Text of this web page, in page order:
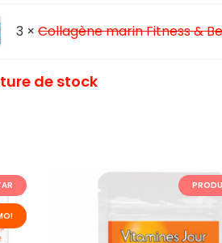
3 ×Collagène marin Fitness &
de stock